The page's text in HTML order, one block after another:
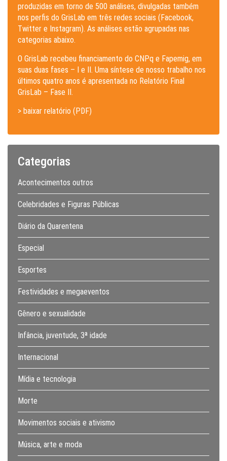
produzidas em torno de 500 análises, divulgadas também
nos perfis do GrisLab em três redes sociais (Facebook,
Twitter e Instagram). As análises estão agrupadas nas
categorias abaixo.
O GrisLab recebeu financiamento do CNPq e Fapemig, em
suas duas fases – I e II. Uma síntese de nosso trabalho nos
últimos quatro anos é apresentada no Relatório Final
GrisLab – Fase II.
> baixar relatório (PDF)
Categorias
Acontecimentos outros
Celebridades e Figuras Públicas
Diário da Quarentena
Especial
Esportes
Festividades e megaeventos
Gênero e sexualidade
Infância, juventude, 3ª idade
Internacional
Mídia e tecnologia
Morte
Movimentos sociais e ativismo
Música, arte e moda